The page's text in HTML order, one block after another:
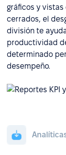
gráficos y
cerrados, el
división te
productividad
determinado
desempeño.